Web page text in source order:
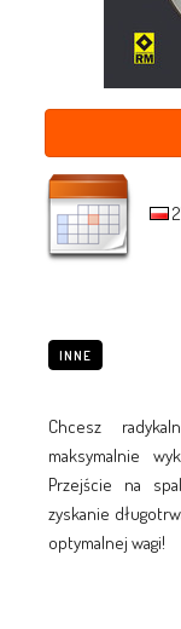
INNE
Chcesz
maksymalnie
Przejście na
zyskanie
optymalnej wagi!